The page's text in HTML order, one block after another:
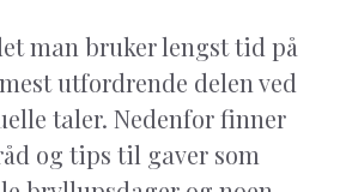
man bruker lengst tid på
utfordrende delen ved
taler. Nedenfor finner
og tips til gaver som